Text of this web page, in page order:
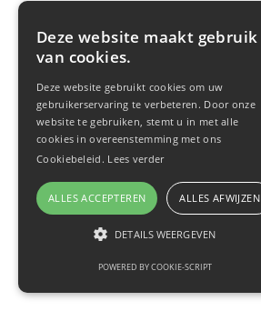
Deze website maakt gebruik
van cookies.
Deze website gebruikt cookies om uw
gebruikerservaring te verbeteren. Door onze
website te gebruiken, stemt u in met alle
cookies in overeenstemming met ons
Cookiebeleid. Lees verder
ALLES ACCEPTEREN ALLES AFWIJZEN
DETAILS WEERGEVEN
POWERED BY COOKIE-SCRIPT